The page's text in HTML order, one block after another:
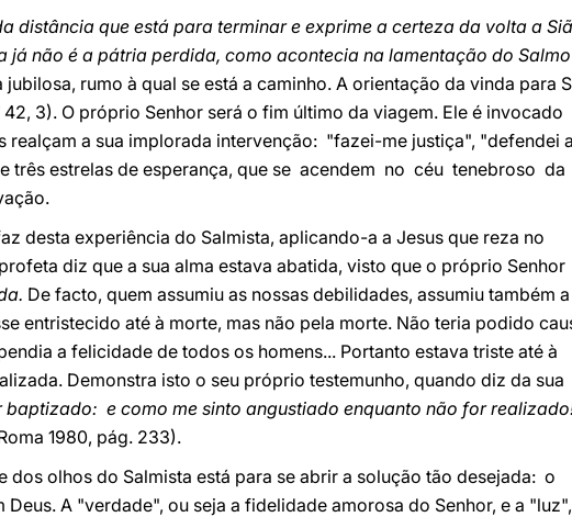
distância que está para terminar e exprime a certeza da volta a
não é a pátria perdida, como acontecia na lamentação do Salmo
jubilosa, rumo à qual se está a caminho. A orientação da vinda para
42, 3). O próprio Senhor será o fim último da viagem. Ele é invocado
realçam a sua implorada intervenção: "fazei-me justiça", "defendei a
três estrelas de esperança, que se acendem no céu tenebroso da
desta experiência do Salmista, aplicando-a a Jesus que reza no
diz que a sua alma estava abatida, visto que o próprio Senhor
De facto, quem assumiu as nossas debilidades, assumiu também a
entristecido até à morte, mas não pela morte. Não teria podido
a felicidade de todos os homens... Portanto estava triste até à
Demonstra isto o seu próprio testemunho, quando diz da sua
baptizado: e como me sinto angustiado enquanto não for
1980, pág. 233).
dos olhos do Salmista está para se abrir a solução tão desejada: o
A "verdade", ou seja a fidelidade amorosa do Senhor, e a "luz",